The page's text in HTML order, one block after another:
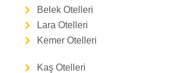
Belek Otelleri
Lara Otelleri
Kemer Otelleri
Kaş Otelleri